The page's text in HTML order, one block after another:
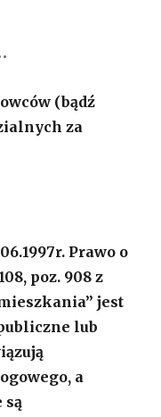
(bądź
za
Prawo o
poz. 908 z
jest
lub
a
są